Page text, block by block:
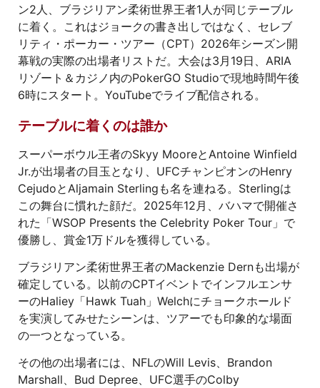
ン2人、ブラジリアン柔術世界王者1人が同じテーブル
に着く。これはジョークの書き出しではなく、セレブ
リティ・ポーカー・ツアー（CPT）2026年シーズン開
幕戦の実際の出場者リストだ。大会は3月19日、ARIA
リゾート＆カジノ内のPokerGO Studioで現地時間午後
6時にスタート。YouTubeでライブ配信される。
テーブルに着くのは誰か
スーパーボウル王者のSkyy MooreとAntoine Winfield
Jr.が出場者の目玉となり、UFCチャンピオンのHenry
CejudoとAljamain Sterlingも名を連ねる。Sterlingは
この舞台に慣れた顔だ。2025年12月、バハマで開催さ
れた「WSOP Presents the Celebrity Poker Tour」で
優勝し、賞金1万ドルを獲得している。
ブラジリアン柔術世界王者のMackenzie Dernも出場が
確定している。以前のCPTイベントでインフルエンサ
ーのHaliey「Hawk Tuah」Welchにチョークホールド
を実演してみせたシーンは、ツアーでも印象的な場面
の一つとなっている。
その他の出場者には、NFLのWill Levis、Brandon
Marshall、Bud Depree、UFC選手のColby